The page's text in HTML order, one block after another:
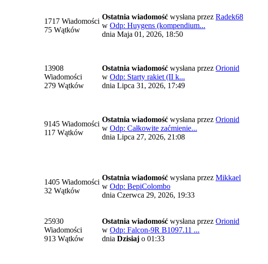
1717 Wiadomości
75 Wątków
Ostatnia wiadomość wysłana przez Radek68
w Odp: Huygens (kompendium...
dnia Maja 01, 2026, 18:50
13908
Wiadomości
279 Wątków
Ostatnia wiadomość wysłana przez Orionid
w Odp: Starty rakiet (II k...
dnia Lipca 31, 2026, 17:49
9145 Wiadomości
117 Wątków
Ostatnia wiadomość wysłana przez Orionid
w Odp: Całkowite zaćmienie...
dnia Lipca 27, 2026, 21:08
1405 Wiadomości
32 Wątków
Ostatnia wiadomość wysłana przez Mikkael
w Odp: BepiColombo
dnia Czerwca 29, 2026, 19:33
25930
Wiadomości
913 Wątków
Ostatnia wiadomość wysłana przez Orionid
w Odp: Falcon-9R B1097.11 ...
dnia Dzisiaj o 01:33